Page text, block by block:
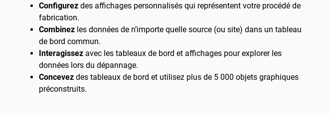
Configurez des affichages personnalisés qui représentent votre procédé de
fabrication.
Combinez les données de n’importe quelle source (ou site) dans un tableau
de bord commun.
Interagissez avec les tableaux de bord et affichages pour explorer les
données lors du dépannage. ​
Concevez des tableaux de bord et utilisez plus de 5 000 objets graphiques
préconstruits.